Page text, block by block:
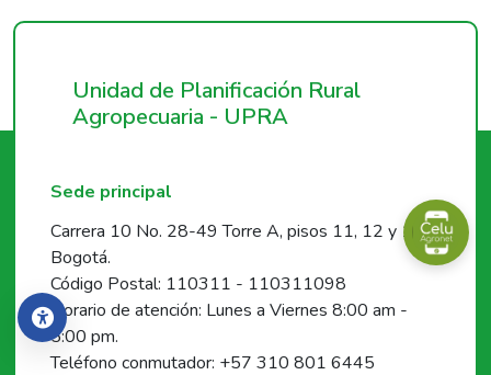
Accesibilidad
Unidad de Planificación Rural
Agropecuaria - UPRA
Sede principal
Carrera 10 No. 28-49 Torre A, pisos 11, 12 y 19,
Bogotá.
Código Postal: 110311 - 110311098
Horario de atención: Lunes a Viernes 8:00 am -
5:00 pm.
Teléfono conmutador: +57 310 801 6445